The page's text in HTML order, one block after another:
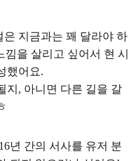
지금과는 꽤 달라야 하
을 살리고 싶어서 현 시
했어요.
지, 아니면 다른 길을 갈
년 간의 서사를 유저 분